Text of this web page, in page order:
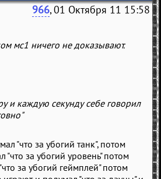
966, 01 Октября 11 15:58
мс1 ничего не доказывают.
и каждую секунду себе говорил
"что за убогий танк", потом
за убогий уровень" потом
за убогий геймплей" потом